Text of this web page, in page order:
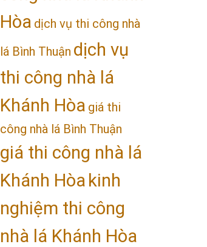
Hòa dịch vụ thi công nhà
lá Bình Thuận dịch vụ
thi công nhà lá
Khánh Hòa giá thi
công nhà lá Bình Thuận
giá thi công nhà lá
Khánh Hòa kinh
nghiệm thi công
nhà lá Khánh Hòa